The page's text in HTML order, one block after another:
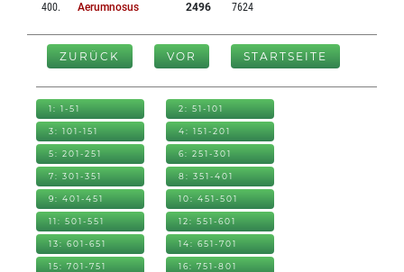
400. Aerumnosus 2496 7624
ZURÜCK VOR STARTSEITE
1: 1-51 2: 51-101
3: 101-151 4: 151-201
5: 201-251 6: 251-301
7: 301-351 8: 351-401
9: 401-451 10: 451-501
11: 501-551 12: 551-601
13: 601-651 14: 651-701
15: 701-751 16: 751-801